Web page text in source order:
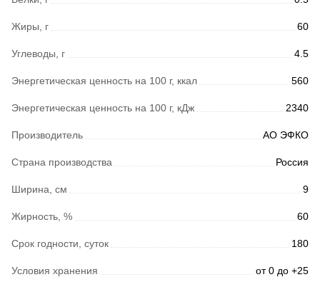
Жиры, г 60
Углеводы, г 4.5
Энергетическая ценность на 100 г, ккал 560
Энергетическая ценность на 100 г, кДж 2340
Производитель АО ЭФКО
Страна производства Россия
Ширина, см 9
Жирность, % 60
Срок годности, суток 180
Условия хранения от 0 до +25